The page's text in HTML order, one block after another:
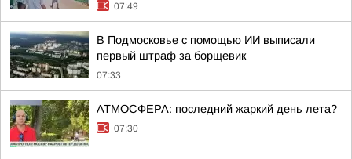
07:49
В Подмосковье с помощью ИИ выписали
первый штраф за борщевик
07:33
АТМОСФЕРА: последний жаркий день лета?
07:30